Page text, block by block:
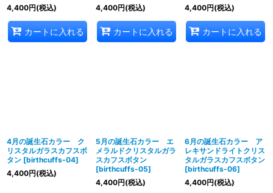
4,400円(税込)
カートに入れる
4,400円(税込)
カートに入れる
4,400円(税込)
カートに入れる
4月の誕生石カラー ク
リスタルガラスカフスボ
タン [birthcuffs-04]
4,400円(税込)
5月の誕生石カラー エ
メラルドクリスタルガラ
スカフスボタン
[birthcuffs-05]
4,400円(税込)
6月の誕生石カラー ア
レキサンドライトクリス
タルガラスカフスボタン
[birthcuffs-06]
4,400円(税込)